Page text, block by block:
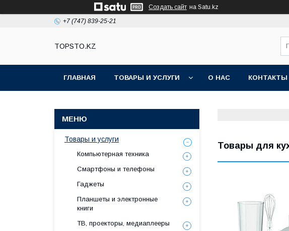
Создать сайт на Satu.kz
+7 (747) 839-25-21
TOPSTO.KZ
ГЛАВНАЯ ТОВАРЫ И УСЛУГИ О НАС КОНТАКТЫ
Товары для
Товары и услуги
Компьютерная техника
Смартфоны и телефоны
Гаджеты
Планшеты и электронные
книги
ТВ, проекторы, медиаплееры